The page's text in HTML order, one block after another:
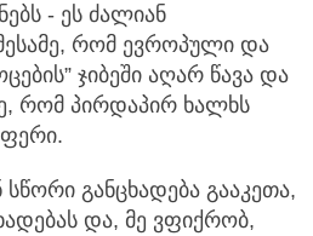
- ეს ძალიან
რომ ევროპული და
ჯიბეში აღარ წავა და
რომ პირდაპირ ხალხს
განცხადება გააკეთა,
და, მე ვფიქრობ,